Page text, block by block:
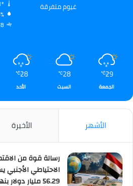
غيوم متفرقة
29
℃
الجمعة
28
℃
السبت
28
℃
الأحد
الأشهر الأخيرة
رسالة قوة من
الاحتياطي
56.29 مليار دولار بنهاية يوليو